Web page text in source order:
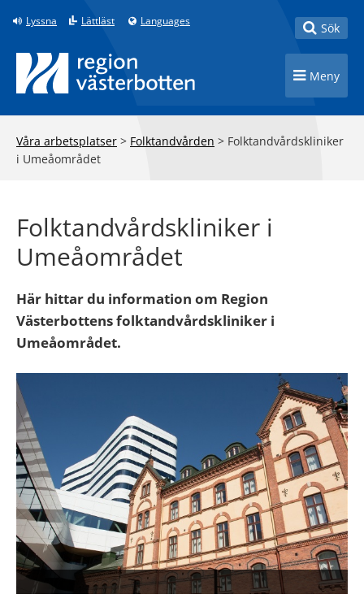
Till innehåll på sidan
Lyssna Lättläst Languages Toggle
Sök
Toggle
Meny
Våra arbetsplatser > Folktandvården > Folktandvårdskliniker
i Umeåområdet
Folktandvårdskliniker i
Umeåområdet
Här hittar du information om Region
Västerbottens folktandvårdskliniker i
Umeåområdet.